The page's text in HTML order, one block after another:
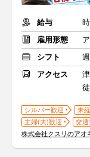
給与
雇用形態
シフト
アクセス
シルバー歓迎 未
主婦(夫)歓迎
交通
株式会社クスリのアオ